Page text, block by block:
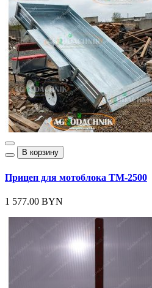
В корзину
Прицеп для мотоблока ТМ-2500
1 577.00 BYN